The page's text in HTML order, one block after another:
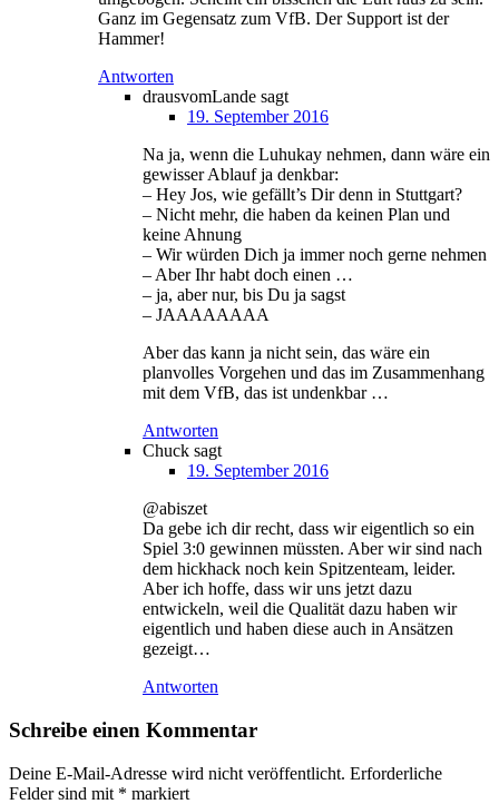
Ganz im Gegensatz zum VfB. Der Support ist der
Hammer!
Antworten
drausvomLande sagt
19. September 2016
Na ja, wenn die Luhukay nehmen, dann wäre ein
gewisser Ablauf ja denkbar:
– Hey Jos, wie gefällt’s Dir denn in Stuttgart?
– Nicht mehr, die haben da keinen Plan und
keine Ahnung
– Wir würden Dich ja immer noch gerne nehmen
– Aber Ihr habt doch einen …
– ja, aber nur, bis Du ja sagst
– JAAAAAAAA
Aber das kann ja nicht sein, das wäre ein
planvolles Vorgehen und das im Zusammenhang
mit dem VfB, das ist undenkbar …
Antworten
Chuck sagt
19. September 2016
@abiszet
Da gebe ich dir recht, dass wir eigentlich so ein
Spiel 3:0 gewinnen müssten. Aber wir sind nach
dem hickhack noch kein Spitzenteam, leider.
Aber ich hoffe, dass wir uns jetzt dazu
entwickeln, weil die Qualität dazu haben wir
eigentlich und haben diese auch in Ansätzen
gezeigt…
Antworten
Schreibe einen Kommentar
Deine E-Mail-Adresse wird nicht veröffentlicht. Erforderliche
Felder sind mit * markiert